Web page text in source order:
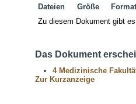
Dateien Größe
Format
Zu diesem Dokument gibt
Das Dokument
4 Medizinische
Zur Kurzanzeige